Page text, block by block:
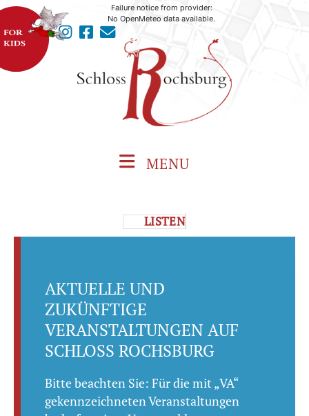
Failure notice from provider:
No OpenMeteo data available.
MENU
LISTEN
AKTUELLE UND
ZUKÜNFTIGE
VERANSTALTUNGEN AUF
SCHLOSS ROCHSBURG
Bitte beachten Sie: Für die mit „VA“
gekennzeichneten Veranstaltungen